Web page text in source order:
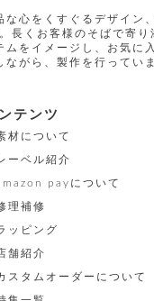
心をくすぐるデザイン
長くお客様のそばで寄り
をイメージし、お気に
がら、製作を行ってい
テンツ
材について
ーベル紹介
payについて
理補修
ッピング
舗紹介
スタムオーダーについて